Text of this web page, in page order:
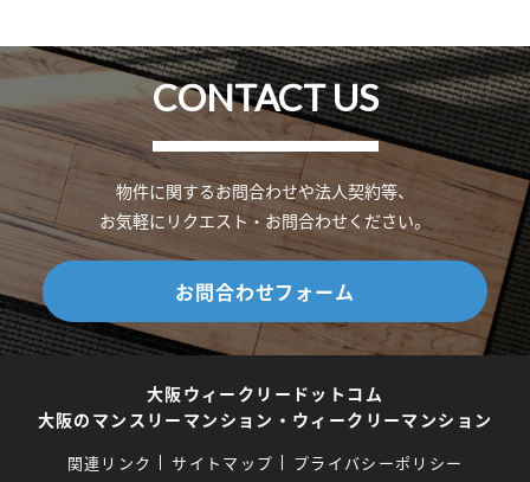
CONTACT US
物件に関するお問合わせや法人契約等、
お気軽にリクエスト・お問合わせください。
お問合わせフォーム
大阪ウィークリードットコム
大阪のマンスリーマンション・ウィークリーマンション
関連リンク サイトマップ プライバシーポリシー